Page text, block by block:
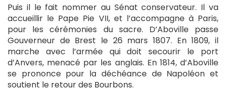
Puis il le fait nommer au Sénat conservateur. Il va
accueillir le Pape Pie VII, et l’accompagne à Paris,
pour les cérémonies du sacre. D’Aboville passe
Gouverneur de Brest le 26 mars 1807. En 1809, il
marche avec l’armée qui doit secourir le port
d’Anvers, menacé par les anglais. En 1814, d’Aboville
se prononce pour la déchéance de Napoléon et
soutient le retour des Bourbons.